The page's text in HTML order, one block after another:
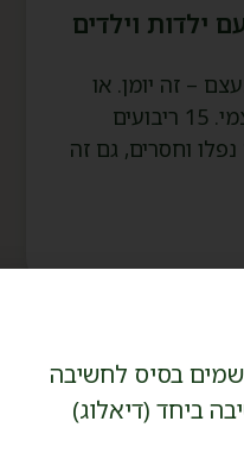
וילדים
זה יומן. או
קליידוסקופ. אולי דיוקן עצמי. 15 ריבועים
וחסרים, גם זה
בסיס לחשיבה
(דיאלוג)